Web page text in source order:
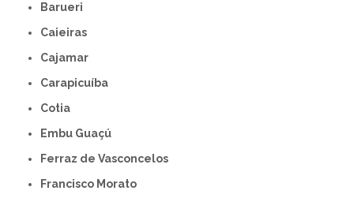
Barueri
Caieiras
Cajamar
Carapicuíba
Cotia
Embu Guaçú
Ferraz de Vasconcelos
Francisco Morato